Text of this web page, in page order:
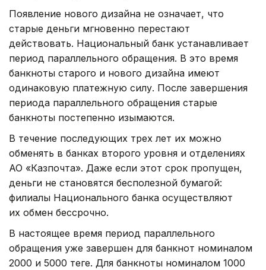
Появление нового дизайна не означает, что
старые деньги мгновенно перестают
действовать. Национальный банк устанавливает
период параллельного обращения. В это время
банкноты старого и нового дизайна имеют
одинаковую платежную силу. После завершения
периода параллельного обращения старые
банкноты постепенно изымаются.
В течение последующих трех лет их можно
обменять в банках второго уровня и отделениях
АО «Казпочта». Даже если этот срок пропущен,
деньги не становятся бесполезной бумагой:
филиалы Национального банка осуществляют
их обмен бессрочно.
В настоящее время период параллельного
обращения уже завершен для банкнот номиналом
2000 и 5000 теңге. Для банкноты номиналом 1000